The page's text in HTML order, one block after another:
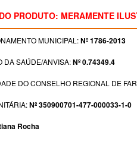
PRODUTO: MERAMENTE
MUNICIPAL:Nº 1786-2013
DA SAÚDE/ANVISA:Nº 0.74349.4
DO CONSELHO REGIONAL DE
Nº 350900701-477-000033-1-0
Rocha